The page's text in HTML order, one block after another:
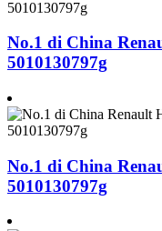
No.1 di China
5010130797g
No.1 di China
5010130797g